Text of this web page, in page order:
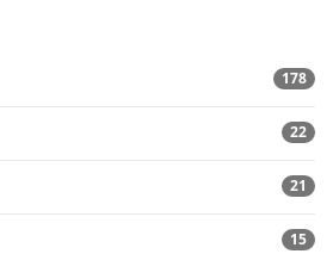
178
22
21
15